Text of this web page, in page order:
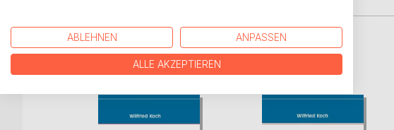
WEITERE TITEL BEIBoD
ABLEHNEN ANPASSEN
ALLE AKZEPTIEREN